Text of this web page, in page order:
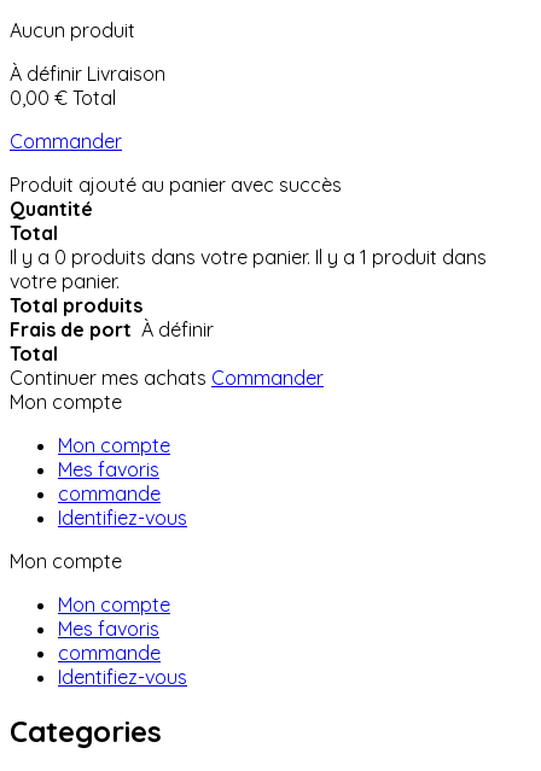
Aucun produit
À définir Livraison
0,00 € Total
Commander
Produit ajouté au panier avec succès
Quantité
Total
Il y a 0 produits dans votre panier. Il y a 1 produit dans
votre panier.
Total produits
Frais de port À définir
Total
Continuer mes achats Commander
Mon compte
Mon compte
Mes favoris
commande
Identifiez-vous
Mon compte
Mon compte
Mes favoris
commande
Identifiez-vous
Categories